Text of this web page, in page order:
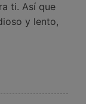
ti. Así que
y lento,